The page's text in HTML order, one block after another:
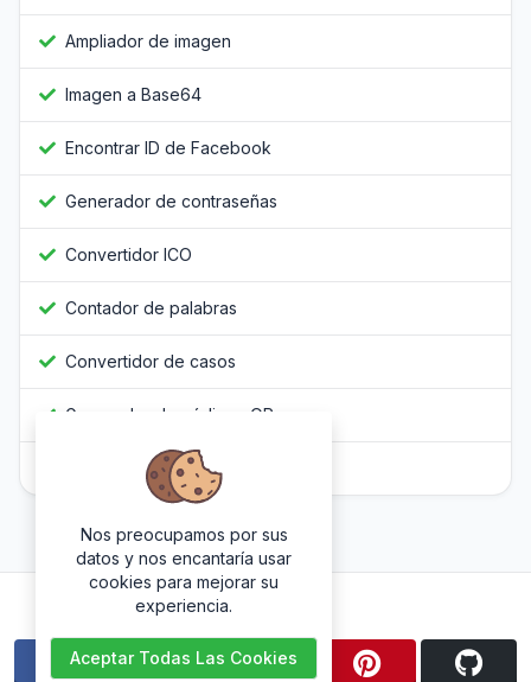
Ampliador de imagen
Imagen a Base64
Encontrar ID de Facebook
Generador de contraseñas
Convertidor ICO
Contador de palabras
Convertidor de casos
Generador de códigos QR
Ofuscador de JavaScript
Síguenos
Nos preocupamos por sus
datos y nos encantaría usar
cookies para mejorar su
experiencia.
Aceptar Todas Las Cookies